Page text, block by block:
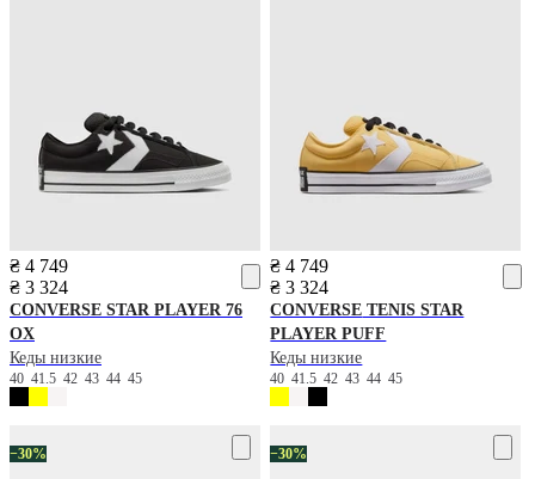
₴ 4 749
₴ 3 324
CONVERSE STAR PLAYER 76
OX
Кеды низкие
40 41.5 42 43 44 45
₴ 4 749
₴ 3 324
CONVERSE TENIS STAR
PLAYER PUFF
Кеды низкие
4041.542434445
−30% −30%